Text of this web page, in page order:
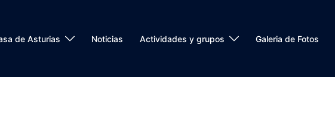
de Asturias Noticias Actividades y grupos Galeria de Fotos